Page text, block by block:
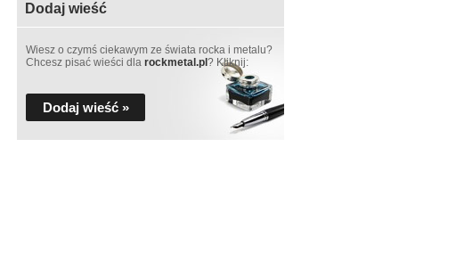
Dodaj wieść
Wiesz o czymś ciekawym ze świata rocka i metalu?
Chcesz pisać wieści dla rockmetal.pl ? Kliknij:
Dodaj wieść »